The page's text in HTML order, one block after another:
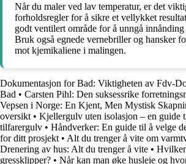
Når du maler ved lav temperatur, er det
forholdsregler for å sikre et vellykket
godt ventilert område for å unngå
Bruk også egnede vernebriller og hansker
mot kjemikaliene i malingen.
Dokumentasjon for Bad: Viktigheten av Fdv-
Bad • Carsten Pihl: Den suksessrike
Vepsen i Norge: En Kjent, Men Mystisk
oversikt • Kjellergulv uten isolasjon – en guide
tilfarergulv • Håndverker: En guide til å velge
for ditt prosjekt • Alt du trenger å vite om
Drenering av hus: Alt du trenger å vite •
gressklipper? • Når kan man øke husleie og